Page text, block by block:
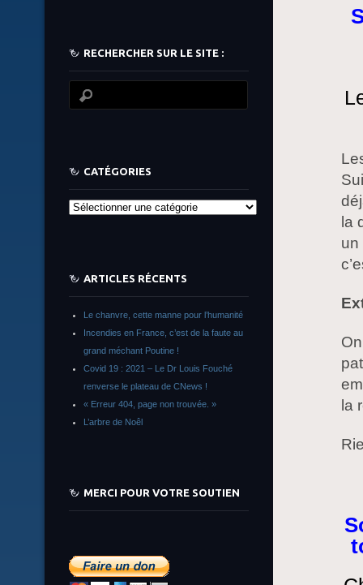
la
un
la
RECHERCHER SUR LE SITE :
CATÉGORIES
Catégories
ARTICLES RÉCENTS
Le chanvre, cette manne pour l’humanité
Incendies en France, c’est de la faute au
grand méchant Poutine !
Covid 19 : 2021 – Le Dr Louis Fouché
renverse le plateau de CNews !
« Erreur 404, page non trouvée. »
L’arbre de Noêl
MERCI POUR VOTRE SOUTIEN